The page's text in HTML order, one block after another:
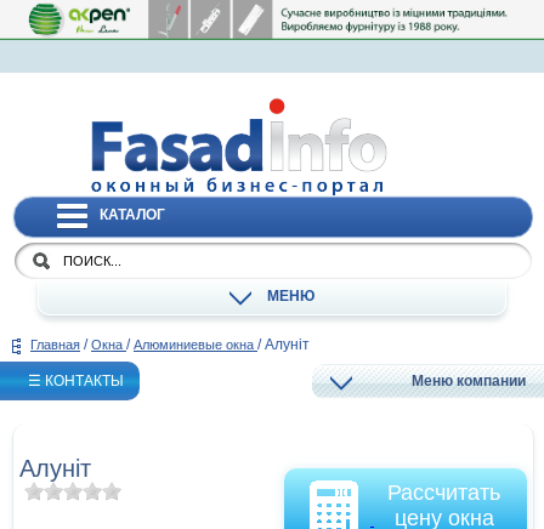
КАТАЛОГ
МЕНЮ
Главная / Окна / Алюминиевые окна / Алуніт
☰ КОНТАКТЫ Меню компании
Алуніт
Рассчитать
цену окна